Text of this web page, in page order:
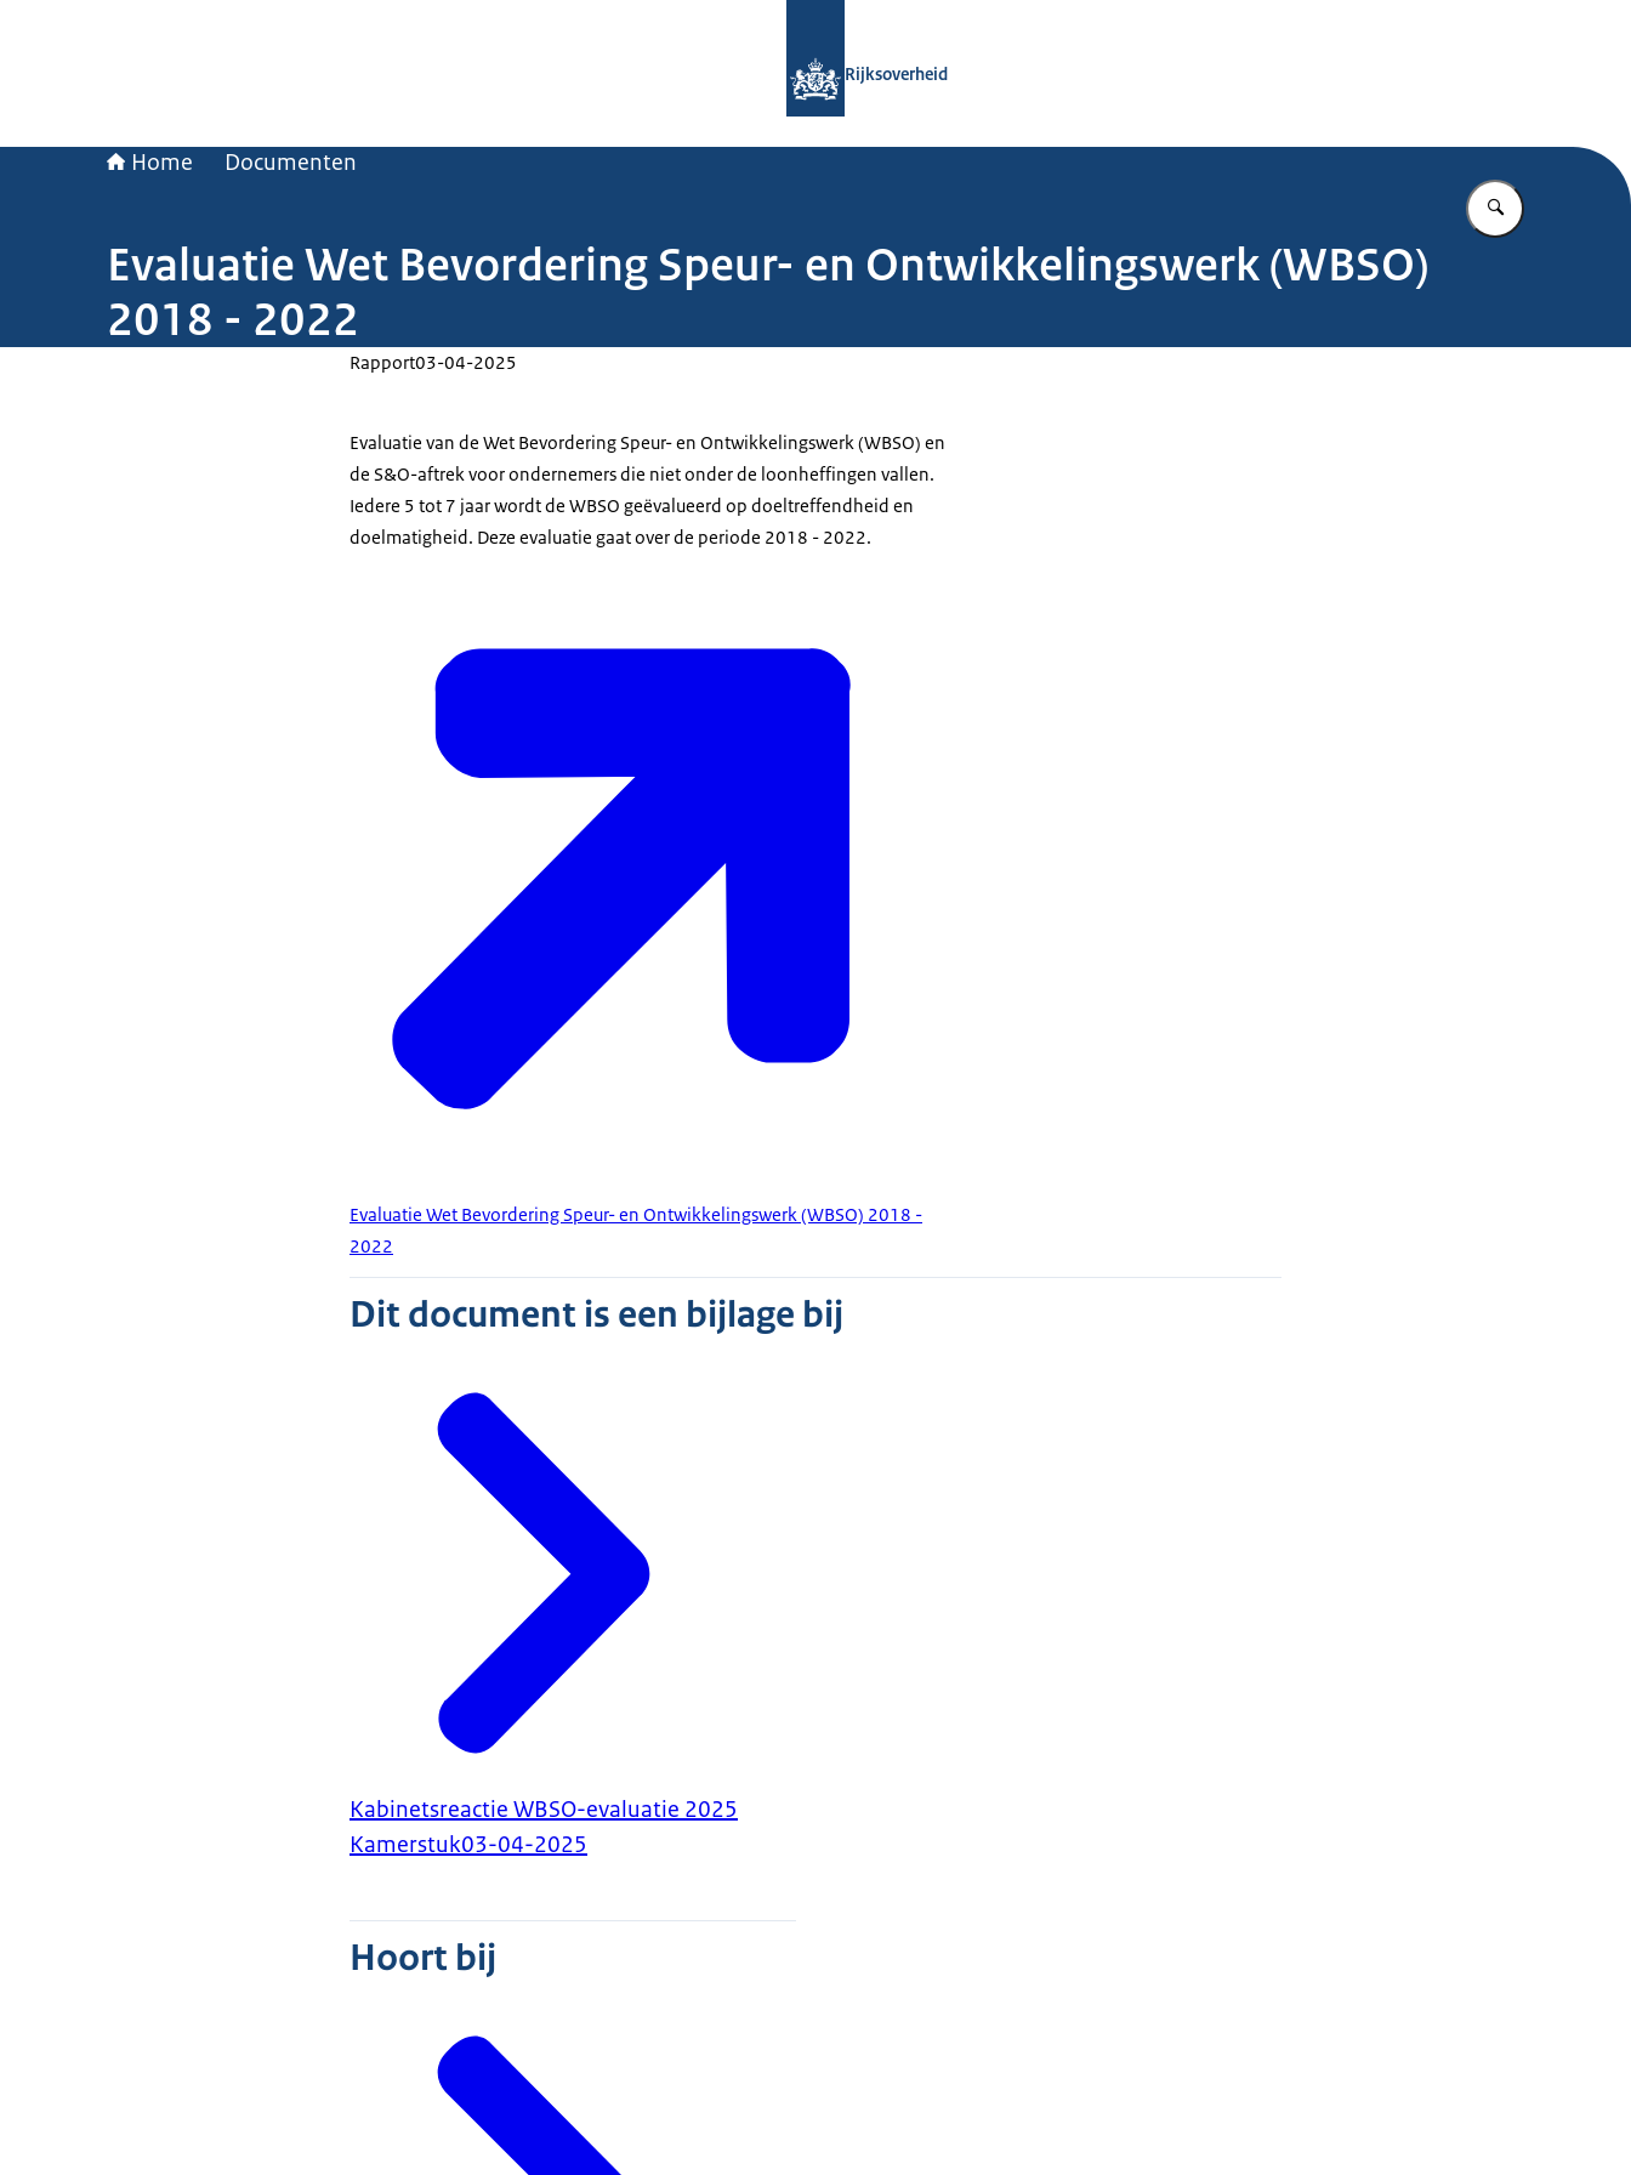
Rijksoverheid
Home Documenten
Vul in wat u
Evaluatie Wet Bevordering Speur- en Ontwikkelingswerk (WBSO)
2018 - 2022
Rapport03-04-2025
Evaluatie van de Wet Bevordering Speur- en Ontwikkelingswerk (WBSO) en
de S&O-aftrek voor ondernemers die niet onder de loonheffingen vallen.
Iedere 5 tot 7 jaar wordt de WBSO geëvalueerd op doeltreffendheid en
doelmatigheid. Deze evaluatie gaat over de periode 2018 - 2022.
Evaluatie Wet Bevordering Speur- en Ontwikkelingswerk (WBSO) 2018 -
2022
Dit document is een bijlage bij
Kabinetsreactie WBSO-evaluatie 2025
Kamerstuk03-04-2025
Hoort bij